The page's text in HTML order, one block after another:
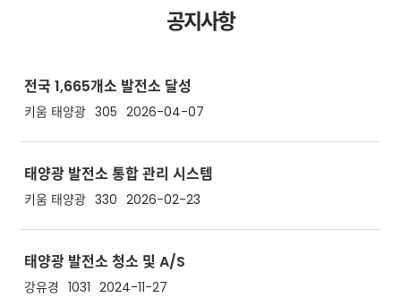
공지사항
전국 1,665개소 발전소 달성
키움 태양광 305 2026-04-07
태양광 발전소 통합 관리 시스템
키움 태양광 330 2026-02-23
태양광 발전소 청소 및 A/S
강유경 1031 2024-11-27